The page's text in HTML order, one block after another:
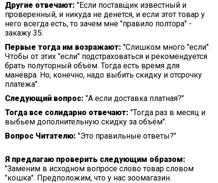
Другие отвечают: "Если поставщик известный и
проверенный, и никуда не денется, и если этот товар у
него всегда есть, то зачем мне "правило полтора" -
закажу 35.
Первые тогда им возражают: "Слишком много "если".
Чтобы от этих "если" подстраховаться и рекомендуется
брать полуторный объём. Тогда есть время для
манёвра. Но, конечно, надо выбить скидку и отсрочку
платежа".
Следующий вопрос: "А если доставка платная?"
Тогда все солидарно отвечают: "Тогда раз в месяц и
выбьем дополнительную скидку за объём".
Вопрос Читателю: "Это правильные ответы?"
Я предлагаю проверить следующим образом:
"Заменим в исходном вопросе слово товар словом
"кошка". Предположим, что у нас зоомагазин.